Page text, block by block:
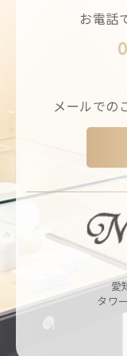
お電話
メールでの
愛
タワ